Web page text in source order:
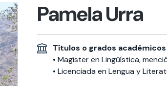
Pamela Urra
Títulos o grados académicos
• Magíster en Lingüística,
• Licenciada en Lengua y